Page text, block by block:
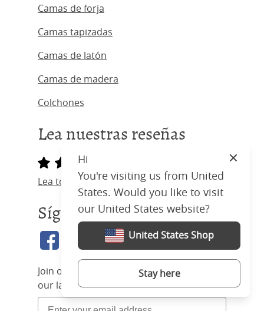
Camas de forja
Camas tapizadas
Camas de latón
Camas de madera
Colchones
Lea nuestras reseñas
Lea todas las reseñas
Síganos
Join our community and find out about
our latest deals and offers
Hi
You're visiting us from United
States. Would you like to visit
our United States website?
United States Shop
Stay here
Close